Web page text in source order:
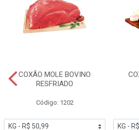
COXÃO MOLE BOVINO
RESFRIADO
Código: 1202